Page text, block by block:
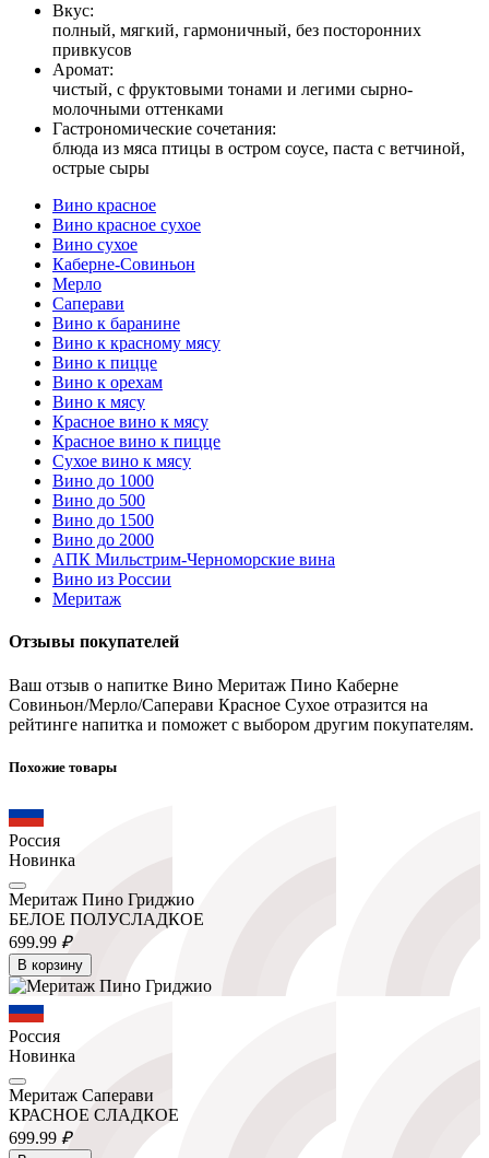
Вкус:
полный, мягкий, гармоничный, без посторонних
привкусов
Аромат:
чистый, с фруктовыми тонами и легими сырно-
молочными оттенками
Гастрономические сочетания:
блюда из мяса птицы в остром соусе, паста с ветчиной,
острые сыры
Вино красное
Вино красное сухое
Вино сухое
Каберне-Совиньон
Мерло
Саперави
Вино к баранине
Вино к красному мясу
Вино к пицце
Вино к орехам
Вино к мясу
Красное вино к мясу
Красное вино к пицце
Сухое вино к мясу
Вино до 1000
Вино до 500
Вино до 1500
Вино до 2000
АПК Мильстрим-Черноморские вина
Вино из России
Меритаж
Отзывы покупателей
Ваш отзыв о напитке Вино Меритаж Пино Каберне
Совиньон/Мерло/Саперави Красное Сухое отразится на
рейтинге напитка и поможет с выбором другим покупателям.
Похожие товары
Россия
Новинка
Меритаж Пино Гриджио
БЕЛОЕ ПОЛУСЛАДКОЕ
699.99 ₽
В корзину
Россия
Новинка
Меритаж Саперави
КРАСНОЕ СЛАДКОЕ
699.99 ₽